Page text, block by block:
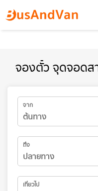
จองตั๋ว จุดจอดส
จาก
ถึง
เที่ยวไป